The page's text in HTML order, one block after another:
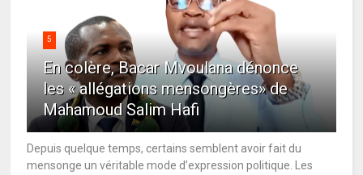
5
En colère, Bacar Mvoulana dénonce
les « allégations mensongères» de
Mahamoud Salim Hafi
Depuis quelque temps, certains semblent avoir fait du
mensonge un véritable mode d’expression politique. Les